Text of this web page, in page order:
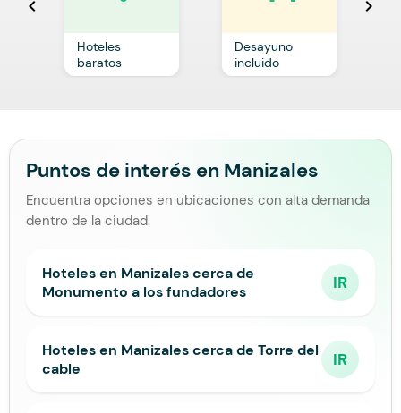
chevron_left
Hoteles
baratos
Desayuno
incluido
chevron_right
Puntos de interés en Manizales
Encuentra opciones en ubicaciones con alta demanda
dentro de la ciudad.
Hoteles en Manizales cerca de
Monumento a los fundadores
IR
Hoteles en Manizales cerca de Torre del
cable
IR